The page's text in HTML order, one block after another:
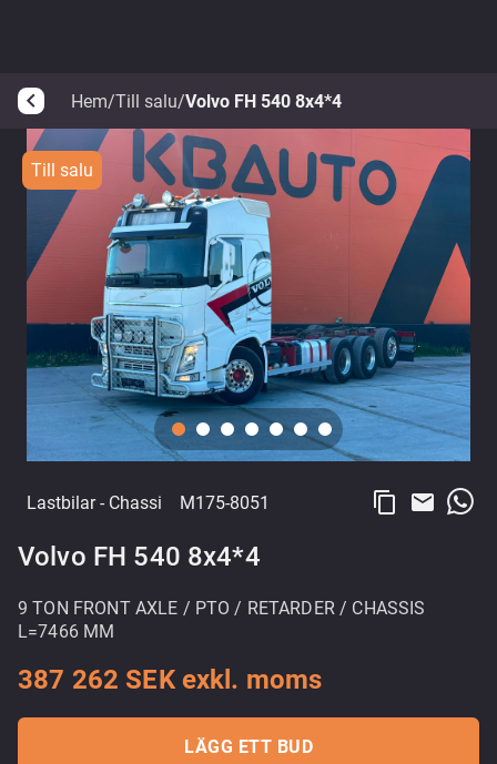
arrow_back_ios Hem/Till salu/Volvo FH 540 8x4*4
Till salu
Lastbilar- Chassi M175-8051 content_copy email
Volvo FH 540 8x4*4
9 TON FRONT AXLE / PTO / RETARDER / CHASSIS
L=7466 MM
387 262 SEK exkl. moms
LÄGG ETT BUD